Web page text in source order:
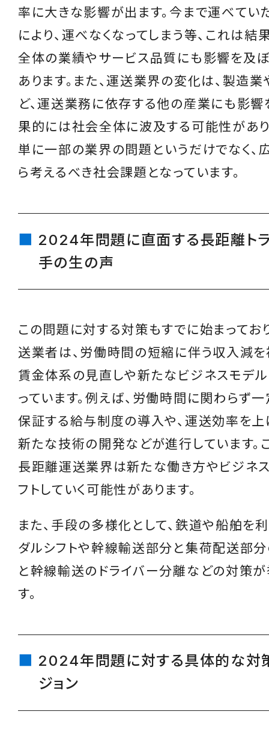
率に大きな影響が出ます。今まで運べてい
により、運べなくなってしまう等、これは結
全体の業績やサービス品質にも影響を及
あります。また、運送業界の変化は、製造
ど、運送業務に依存する他の産業にも影響
果的には社会全体に波及する可能性があり
単に一部の業界の問題というだけでなく、
ら考えるべき社会課題となっています。
2024年問題に直面する長距離ト
手の生の声
この問題に対する対策もすでに始まってお
送業者は、労働時間の短縮に伴う収入減を
賃金体系の見直しや新たなビジネスモデ
っています。例えば、労働時間に関わらず
保証する給与制度の導入や、運送効率を
新たな技術の開発などが進行しています。
長距離運送業界は新たな働き方やビジネ
フトしていく可能性があります。
また、手段の多様化として、鉄道や船舶を
ダルシフトや幹線輸送部分と集荷配送部分
と幹線輸送のドライバー分離などの対策
す。
2024年問題に対する具体的な対
ジョン